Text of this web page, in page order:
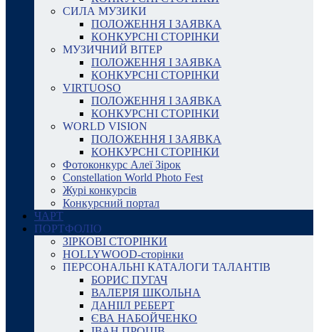
СИЛА МУЗИКИ
ПОЛОЖЕННЯ І ЗАЯВКА
КОНКУРСНІ СТОРІНКИ
МУЗИЧНИЙ ВІТЕР
ПОЛОЖЕННЯ І ЗАЯВКА
КОНКУРСНІ СТОРІНКИ
VIRTUOSO
ПОЛОЖЕННЯ І ЗАЯВКА
КОНКУРСНІ СТОРІНКИ
WORLD VISION
ПОЛОЖЕННЯ І ЗАЯВКА
КОНКУРСНІ СТОРІНКИ
Фотоконкурс Алеї Зірок
Constellation World Photo Fest
Журі конкурсів
Конкурсний портал
ЧАРТ
ПОРТФОЛІО
ЗІРКОВІ СТОРІНКИ
HOLLYWOOD-сторінки
ПЕРСОНАЛЬНІ КАТАЛОГИ ТАЛАНТІВ
БОРИС ПУГАЧ
ВАЛЕРІЯ ШКОЛЬНА
ДАНІІЛ РЕБЕРТ
ЄВА НАБОЙЧЕНКО